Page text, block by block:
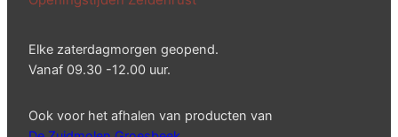
Elke zaterdagmorgen geopend.
Vanaf 09.30 -12.00 uur.
Ook voor het afhalen van producten van